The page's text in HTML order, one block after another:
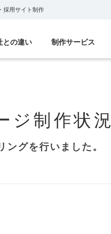
採用サイト制作
との違い 制作サービス
ジ制作状況
ングを行いました。